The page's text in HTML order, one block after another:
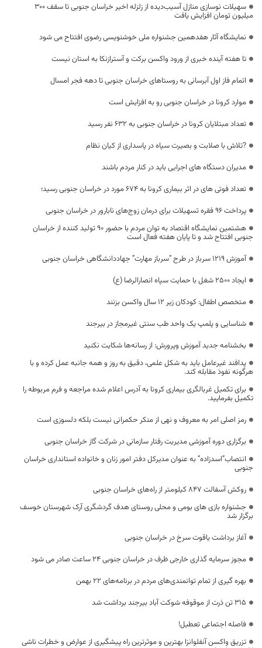
سهیلات نوسازی منازل آسیب‌دیده از زلزله اخیر خراسان جنوبی تا سقف ۳۰۰
میلیون تومان افزایش یافت
نمایشگاه آثار هفدهمین جشنواره ملی خوشنویسی رضوی افتتاح می شود
تا هفته آینده خبری از ورود واکسن برکت و آسترازنکا به استان نیست
اتمام فاز اول آبرسانی به روستاهای خراسان جنوبی تا دهه فجر امسال
موارد کرونا در خراسان جنوبی رو به افزایش است
تعداد مبتلایان کرونا در خراسان جنوبی به 632 نفر رسید
?تلاش با صلابت و بصیرت سپاه در پاسداری از کیان نظام
مدیران دستگاه های اجرایی باید در کنار مردم باشند
تعداد فوتی های در اثر بیماری کرونا به 674 مورد در خراسان جنوبی رسید؛
پرداخت ۹۶ فقره تسهیلات برای درمان زوج‌های نابارور در خراسان جنوبی
هشتمین نمایشگاه اقتصاد به توان مردم با حضور ۹۰ تولید کننده از خراسان
جنوبی افتتاح شد و تا پایان هفته فعال است
آموزش ۱۲۱۹ سرباز در طرح “سرباز مهارت” جهاددانشگاهی خراسان جنوبی
ایجاد ۲۵۰۰ شغل با حمایت سپاه انصارالرضا (ع)
متخصص اطفال: کودکان زیر ۱۲ سال واکسن بزنند
شناسایی و پلمپ یک واحد طب سنتی غیرمجاز در بیرجند
بخشنامه جدید آموزش وپرورش: از رسانه‌ها شکایت نکنید
پدافند غیرعامل باید به شکل علمی، دقیق به روز و همه جانبه عمل کرده و با
هرگونه نفوذ مقابله کند.
برای تکمیل غربالگری بیماری کرونا به آدرس اعلام شده مراجعه و فرم مربوطه را
تکمیل بفرمایید.
رمز اصلی امر به معروف و نهی از منکر حکمرانی نیست بلکه دلسوزی است
برگزاری دوره‌ آموزشی مدیریت رفتار سازمانی در شرکت گاز خراسان جنوبی
انتصاب”اسدزاده” به عنوان مدیرکل دفتر امور زنان و خانواده استانداری خراسان
جنوبی
روکش آسفالت ۸۴۷ کیلومتر از راه‌های خراسان جنوبی
جشنواره بازی های بومی و محلی روستای هدف گردشگری آرک شهرستان خوسف
برگزار شد
آغاز برداشت یاقوت سرخ در خراسان جنوبی
مجوز سرمایه گذاری خارجی ظرف در خراسان جنوبی ۲۴ ساعت صادر می شود
بهره گیری از تمام توانمندی‌های مردم در برنامه‌های ۲۲ بهمن
315 تن ذرت از موقوفه شوکت آباد بیرجند برداشت شد
فاصله اجتماعی تعطیل!
تزریق واکسن آنفلوانزا بهترین و موثرترین راه پیشگیری از عوارض و خطرات ناشی